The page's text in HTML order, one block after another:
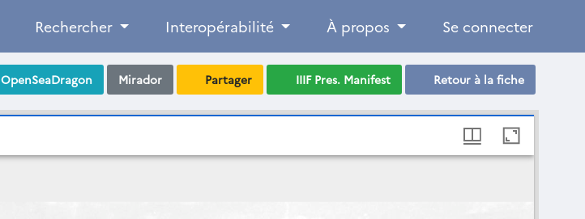
Rechercher Interopérabilité À propos Se connecter
OpenSeaDragon Mirador Partager IIIF Pres. Manifest Retour à la fiche